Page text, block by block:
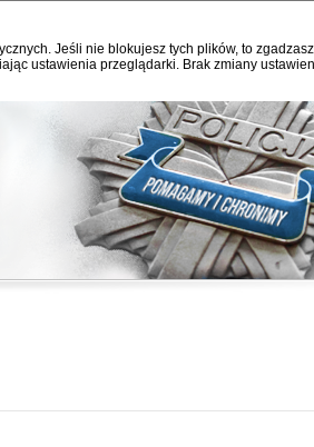
Jeśli nie blokujesz tych plików, to
ustawienia przeglądarki. Brak zmiany